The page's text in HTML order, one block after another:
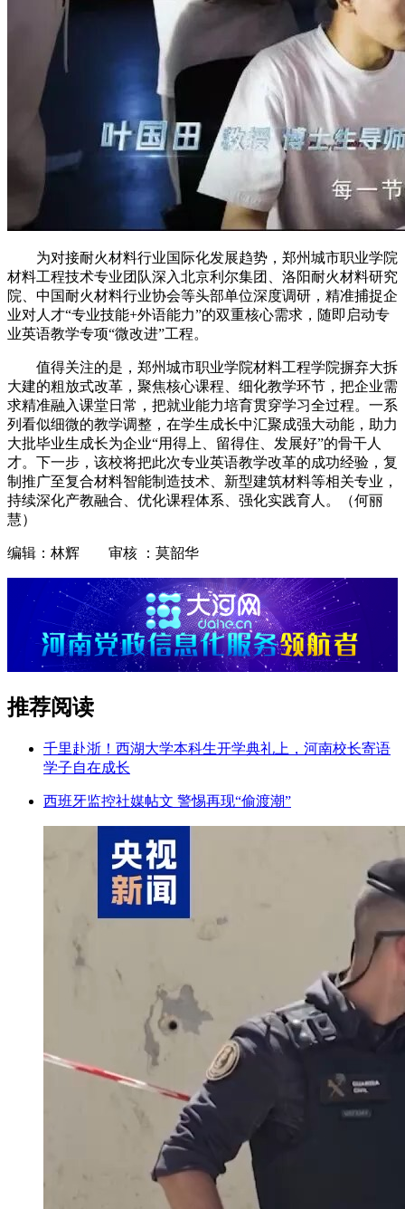
为对接耐火材料行业国际化发展趋势，郑州城市职业学院
材料工程技术专业团队深入北京利尔集团、洛阳耐火材料研究
院、中国耐火材料行业协会等头部单位深度调研，精准捕捉企
业对人才“专业技能+外语能力”的双重核心需求，随即启动专
业英语教学专项“微改进”工程。
值得关注的是，郑州城市职业学院材料工程学院摒弃大拆
大建的粗放式改革，聚焦核心课程、细化教学环节，把企业需
求精准融入课堂日常，把就业能力培育贯穿学习全过程。一系
列看似细微的教学调整，在学生成长中汇聚成强大动能，助力
大批毕业生成长为企业“用得上、留得住、发展好”的骨干人
才。下一步，该校将把此次专业英语教学改革的成功经验，复
制推广至复合材料智能制造技术、新型建筑材料等相关专业，
持续深化产教融合、优化课程体系、强化实践育人。（何丽
慧）
编辑：林辉 审核 ：莫韶华
推荐阅读
千里赴浙！西湖大学本科生开学典礼上，河南校长寄语
学子自在成长
西班牙监控社媒帖文 警惕再现“偷渡潮”